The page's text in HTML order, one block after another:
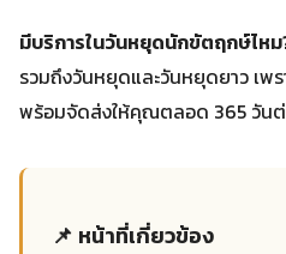
มีบริการในวันหยุดนักขัตฤกษ์ไหม
รวมถึงวันหยุดและวันหยุดยาว เพร
พร้อมจัดส่งให้คุณตลอด 365 วัน
📌 หน้าที่เกี่ยวข้อง